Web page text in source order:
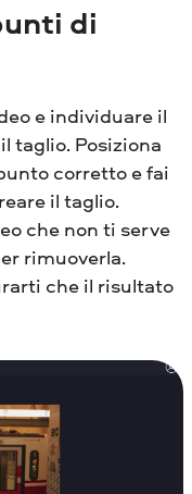
di
e individuare il
taglio. Posiziona
corretto e fai
il taglio.
che non ti serve
rimuoverla.
che il risultato